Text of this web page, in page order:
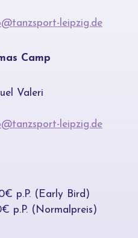
leipzig.de
Camp
Valeri
leipzig.de
p.P. (Early Bird)
p.P. (Normalpreis)